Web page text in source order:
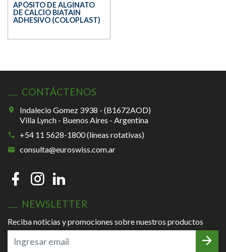
APÓSITO DE ALGINATO
DE CALCIO BIATAIN
ADHESIVO (COLOPLAST)
CONTÁCTENOS
Indalecio Gomez 3938 - (B1672AOD)
Villa Lynch - Buenos Aires - Argentina
+54 11 5628-1800 (líneas rotativas)
consulta@euroswiss.com.ar
NEWSLETTER
Reciba noticias y promociones sobre nuestros productos